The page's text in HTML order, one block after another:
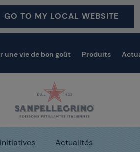
GO TO MY LOCAL WEBSITE
une vie de bon goût Produits
Actualités